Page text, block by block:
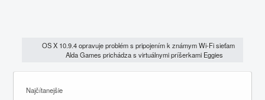
OS X 10.9.4 opravuje problém s pripojením k známym Wi-Fi sieťam
Alda Games prichádza s virtuálnymi príšerkami Eggies
Najčítanejšie